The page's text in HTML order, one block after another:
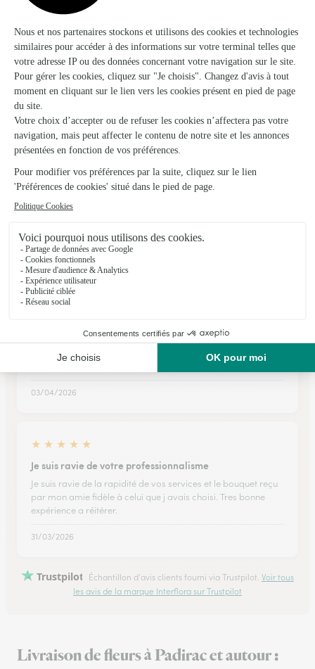
★ ★ ★ ★ ★
Qualité du service
Très bonne expérience chez inter flora
15/05/2026
★ ★ ★ ★ ★
Il y a un large choix aussi bien de…
des chocolats à offrir. L’envoi est soigné et le temps de
livraison est bien respecté merci 🙏🏽
27/07/2026
Rapidité
03/04/2026
★ ★ ★ ★ ★
Je suis ravie de votre professionnalisme
Je suis ravie de la rapidité de vos services et le bouquet reçu
par mon amie fidèle à celui que j avais choisi. Tres bonne
expérience a réitérer.
31/03/2026
Trustpilot Échantillon d'avis clients fourni via Trustpilot. Voir tous
les avis de la marque Interflora sur Trustpilot
Livraison de fleurs à Padirac et autour :